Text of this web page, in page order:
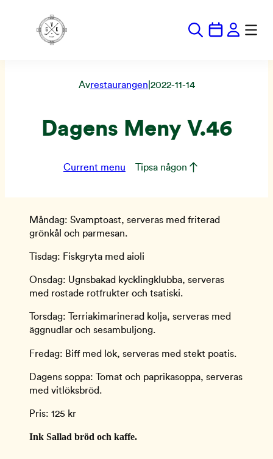
till
Avrestaurangen 2022-11-14
Dagens Meny V.46
Current menu Tipsa någon
Måndag: Svamptoast, serveras med friterad
grönkål och parmesan.
Tisdag: Fiskgryta med aioli
Onsdag: Ugnsbakad kycklingklubba, serveras
med rostade rotfrukter och tsatiski.
Torsdag: Terriakimarinerad kolja, serveras med
äggnudlar och sesambuljong.
Fredag: Biff med lök, serveras med stekt poatis.
Dagens soppa: Tomat och paprikasoppa, serveras
med vitlöksbröd.
Pris: 125 kr
Ink Sallad bröd och kaffe.